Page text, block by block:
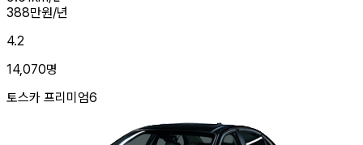
388만원/년
4.2
14,070명
토스카 프리미엄6